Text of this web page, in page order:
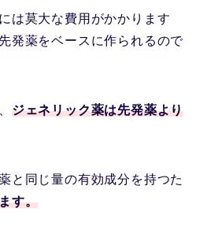
は莫大な費用がかかります
発薬をベースに作られるので
ジェネリック薬は先発薬より
と同じ量の有効成分を持つた
す。